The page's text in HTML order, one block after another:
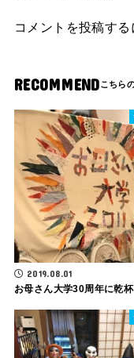
コメントを投稿する
RECOMMEND
2019.08.01
お母さん大学30周年に乾杯